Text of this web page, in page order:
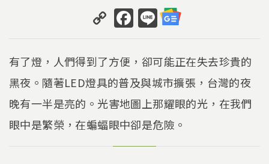
C
o
p
y
Li
n
k
F
a
c
e
b
o
o
k
Li
n
e
有了燈，人們得到了方便，卻可能正在失去珍貴的
黑夜。隨著LED燈具的普及與城市擴張，台灣的夜
晚有一半是亮的。光害地圖上那耀眼的光，在我們
眼中是繁榮，在蝙蝠眼中卻是危險。